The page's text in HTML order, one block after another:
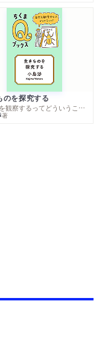
のを探究する
─自然を観察するってどういうこと？
著